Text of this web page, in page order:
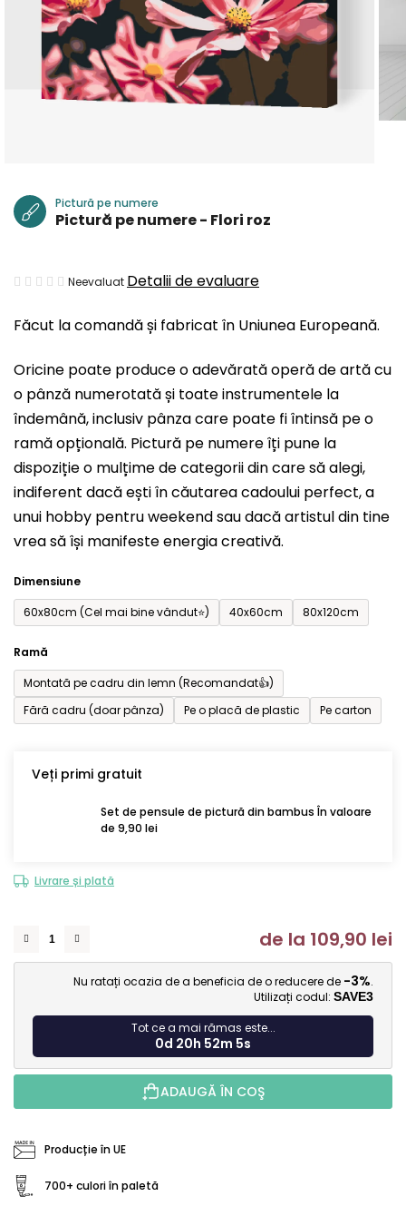
Făcut la comandă și fabricat în Uniunea Europeană.
Oricine poate produce o adevărată operă de artă cu
o pânză numerotată și toate instrumentele la
îndemână, inclusiv pânza care poate fi întinsă pe o
ramă opțională. Pictură pe numere îți pune la
dispoziție o mulțime de categorii din care să alegi,
indiferent dacă ești în căutarea cadoului perfect, a
unui hobby pentru weekend sau dacă artistul din tine
vrea să își manifeste energia creativă.
Dimensiune
60x80cm (Cel mai bine vândut⭐)
40x60cm 80x120cm
Ramă
Montată pe cadru din lemn (Recomandat👍)
Fără cadru (doar pânza)
Pe o placă de plastic Pe carton
Veți primi gratuit
Set de pensule de pictură din bambus În valoare
de 9,90 lei
Livrare și plată
de la 109,90 lei
Nu ratați ocazia de a beneficia de o reducere de -3%.
Utilizați codul: SAVE3
Tot ce a mai rămas este...
0d 20h 52m 4s
ADAUGĂ ÎN COŞ
Producție în UE
700+ culori în paletă
Pictură pe numere
Pictură pe numere - Flori roz
Evaluarea
a
este
0,0
din
5
stele.
Neevaluat Detalii de evaluare